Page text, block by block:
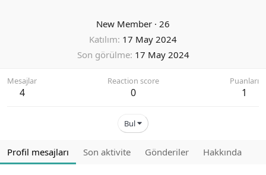
New Member · 26
Katılım 17 May 2024
Son görülme 17 May 2024
Mesajlar
4
Reaction score
0
Puanları
1
Bul
Profil mesajları Son aktivite Gönderiler Hakkında